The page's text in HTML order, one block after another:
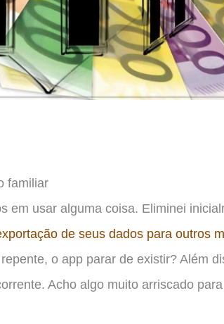
familiar
em usar alguma coisa. Eliminei
de seus dados para outros
o app parar de existir? Além
Acho algo muito arriscado